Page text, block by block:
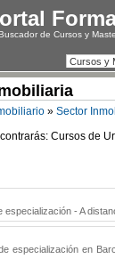
de Cursos y
Cursos y
» Sector
Cursos de
especialización - A
especialización en